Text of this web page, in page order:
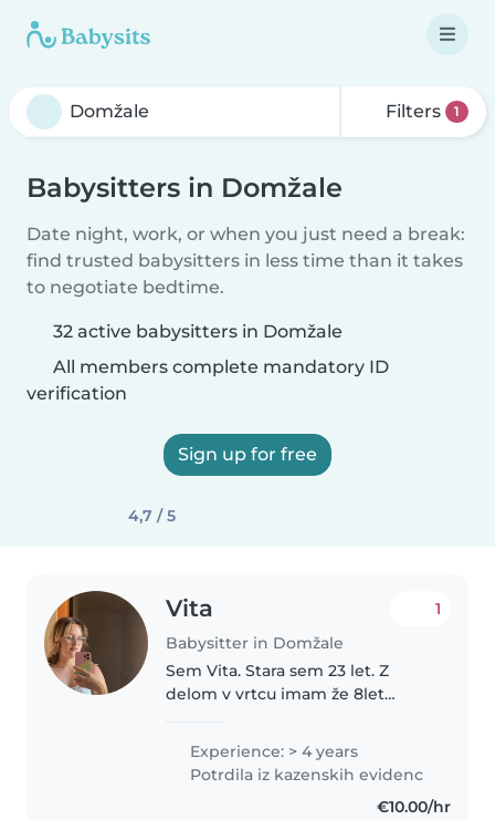
Filters 1
Babysitters in Domžale
Date night, work, or when you just need a break:
find trusted babysitters in less time than it takes
to negotiate bedtime.
32 active babysitters in Domžale
All members complete mandatory ID
verification
Sign up for free
4,7 / 5
Vita
Babysitter in Domžale
1
Sem Vita. Stara sem 23 let. Z
delom v vrtcu imam že 8let
opravljala redno prakso, nato
sem 4leta delala preko
študentskega servisa, zdaj sem
Experience: > 4 years
Potrdila iz kazenskih evidenc
€10.00/hr